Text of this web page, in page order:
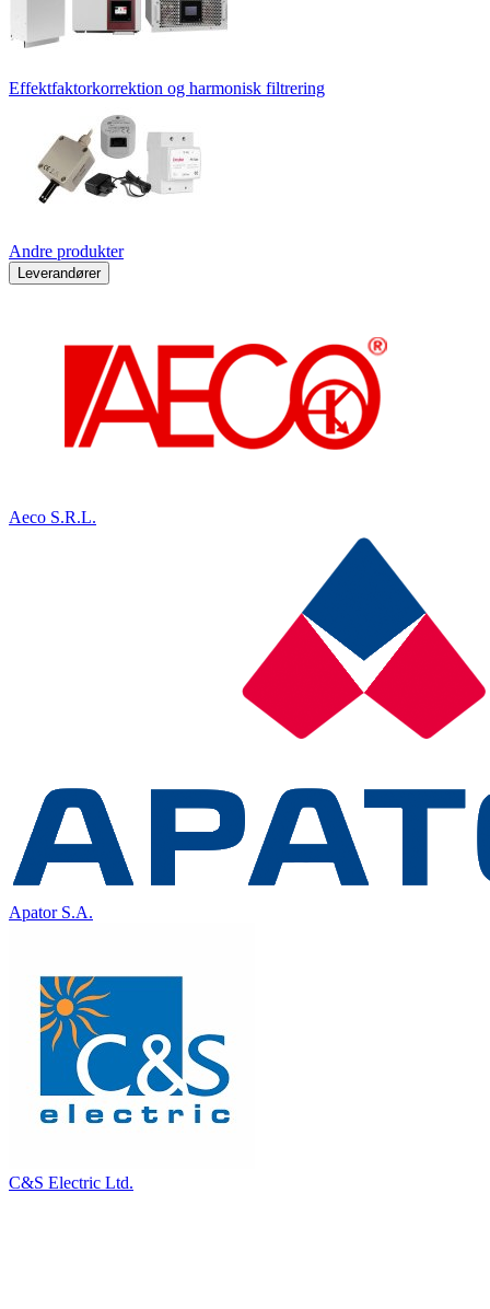
Effektfaktorkorrektion og harmonisk filtrering
Andre produkter
Leverandører
Aeco S.R.L.
Apator S.A.
C&S Electric Ltd.